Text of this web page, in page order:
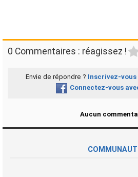
0 Commentaires : réagissez !
Envie de répondre ? Inscrivez-vous
Connectez-vous
Aucun